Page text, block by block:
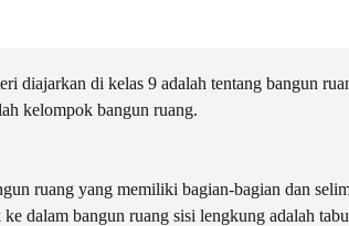
diajarkan di kelas 9 adalah tentang bangun
kelompok bangun ruang.
ruang yang memiliki bagian-bagian dan
ke dalam bangun ruang sisi lengkung adalah